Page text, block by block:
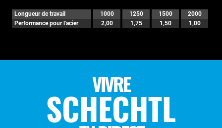
Longueur de travail 1000 1250 1500
2000
Performance pour l'acier
2,00 1,75 1,50 1,00
VIVRE
SCHECHTL